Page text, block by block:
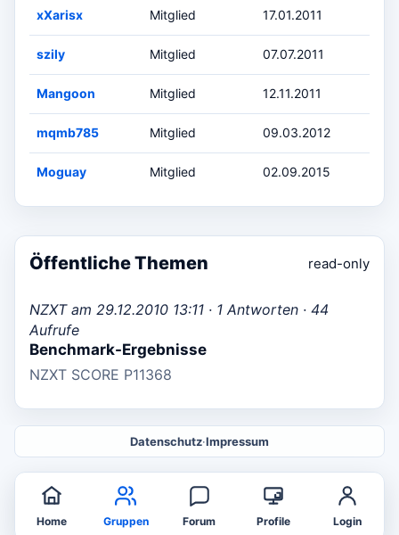
xXarisx Mitglied 17.01.2011
szily Mitglied 07.07.2011
Mangoon Mitglied 12.11.2011
mqmb785 Mitglied 09.03.2012
Moguay Mitglied 02.09.2015
Öffentliche Themen read-only
NZXT am 29.12.2010 13:11 · 1 Antworten · 44
Aufrufe
Benchmark-Ergebnisse
NZXT SCORE P11368
Datenschutz·Impressum
Home Gruppen Forum Profile Login